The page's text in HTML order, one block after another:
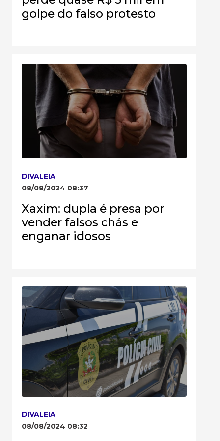
golpe do falso protesto
DIVALEIA
08/08/2024 08:37
Xaxim: dupla é presa por
vender falsos chás e
enganar idosos
DIVALEIA
08/08/2024 08:32